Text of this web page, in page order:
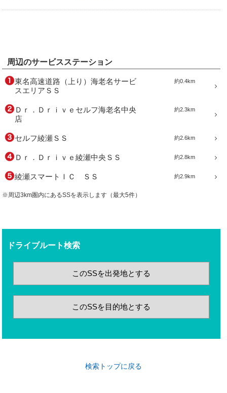
周辺のサービスステーション
約0.4km
東名高速道路（上り）海老名サービ
スエリアＳＳ
約2.3km
Ｄｒ．Ｄｒｉｖｅセルフ海老名中央
店
約2.6km
セルフ綾瀬ＳＳ
約2.8km
Ｄｒ．Ｄｒｉｖｅ綾瀬中央ＳＳ
約2.9km
綾瀬スマートＩＣ ＳＳ
※周辺3km圏内にあるSSを表示します（最大5件）
ドライブルート検索
このSSを出発地とする
このSSを目的地とする
検索トップに戻る